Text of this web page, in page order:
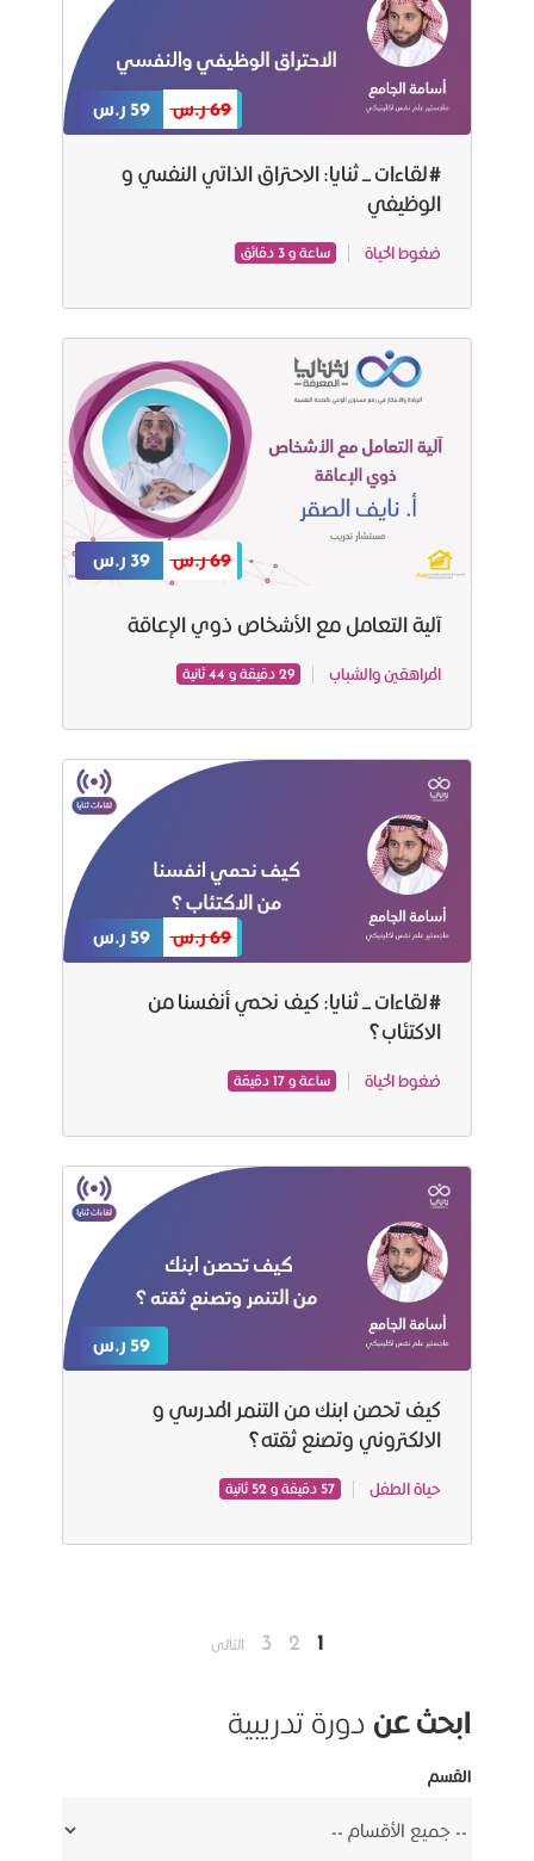
69 ر.س 59 ر.س
#لقاءات_ثنايا: الاحتراق الذاتي النفسي و
الوظيفي
ضغوط الحياة ساعة و 3 دقائق
69 ر.س 39 ر.س
آلية التعامل مع الأشخاص ذوي الإعاقة
المراهقين والشباب 29 دقيقة و 44 ثانية
69 ر.س 59 ر.س
#لقاءات_ثنايا: كيف نحمي أنفسنا من
الاكتئاب؟
ضغوط الحياة ساعة و 17 دقيقة
59 ر.س
كيف تحصن ابنك من التنمر المدرسي و
الالكتروني وتصنع ثقته؟
حياة الطفل 57 دقيقة و 52 ثانية
1
2
3 التالى
ابحث عن دورة تدريبية
القسم